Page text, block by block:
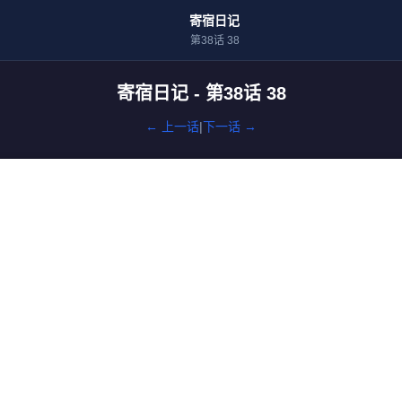
寄宿日记
第38话 38
寄宿日记 - 第38话 38
← 上一话|下一话 →